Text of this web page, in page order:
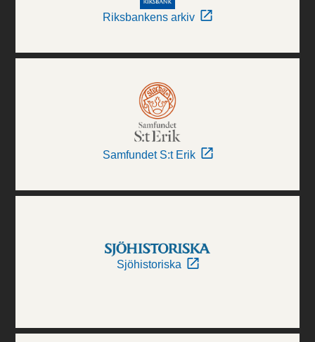
Riksbankens arkiv
Samfundet S:t Erik
Sjöhistoriska